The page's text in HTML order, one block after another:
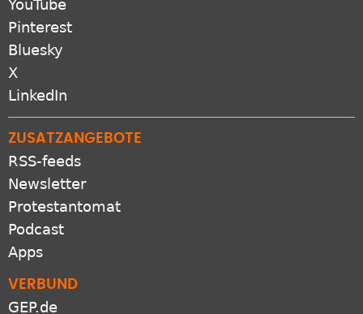
YouTube
Pinterest
Bluesky
X
LinkedIn
ZUSATZANGEBOTE
RSS-feeds
Newsletter
Protestantomat
Podcast
Apps
VERBUND
GEP.de